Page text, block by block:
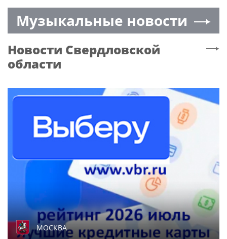
Музыкальные новости
Новости Свердловской
области
МОСКВА